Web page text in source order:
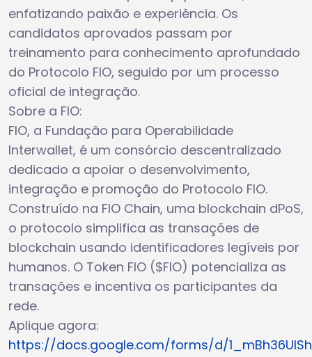
enfatizando paixão e experiência. Os
candidatos aprovados passam por
treinamento para conhecimento aprofundado
do Protocolo FIO, seguido por um processo
oficial de integração.
Sobre a FIO:
FIO, a Fundação para Operabilidade
Interwallet, é um consórcio descentralizado
dedicado a apoiar o desenvolvimento,
integração e promoção do Protocolo FIO.
Construído na FIO Chain, uma blockchain dPoS,
o protocolo simplifica as transações de
blockchain usando identificadores legíveis por
humanos. O Token FIO ($FIO) potencializa as
transações e incentiva os participantes da
rede.
Aplique agora:
https://docs.google.com/forms/d/